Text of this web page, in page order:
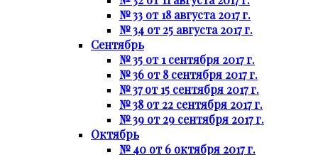
№ 33 от 18 августа 2017 г.
№ 34 от 25 августа 2017 г.
Сентябрь
№ 35 от 1 сентября 2017 г.
№ 36 от 8 сентября 2017 г.
№ 37 от 15 сентября 2017 г.
№ 38 от 22 сентября 2017 г.
№ 39 от 29 сентября 2017 г.
Октябрь
№ 40 от 6 октября 2017 г.